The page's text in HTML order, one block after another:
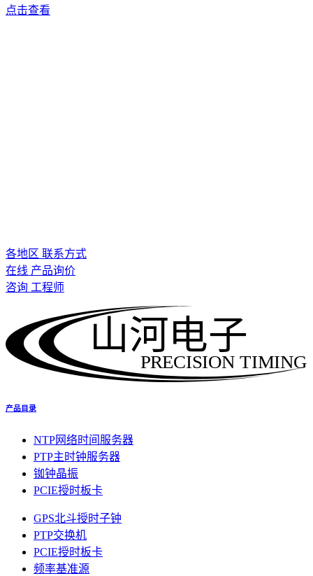
点击查看
各地区 联系方式
在线 产品询价
咨询 工程师
PRECISION TIMING
山河电子
产品目录
NTP网络时间服务器
PTP主时钟服务器
铷钟晶振
PCIE授时板卡
GPS北斗授时子钟
PTP交换机
PCIE授时板卡
频率基准源